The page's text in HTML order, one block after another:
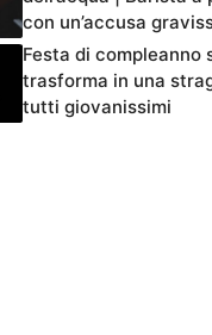
con un’accusa
Festa di compleanno
trasforma in una
tutti giovanissimi